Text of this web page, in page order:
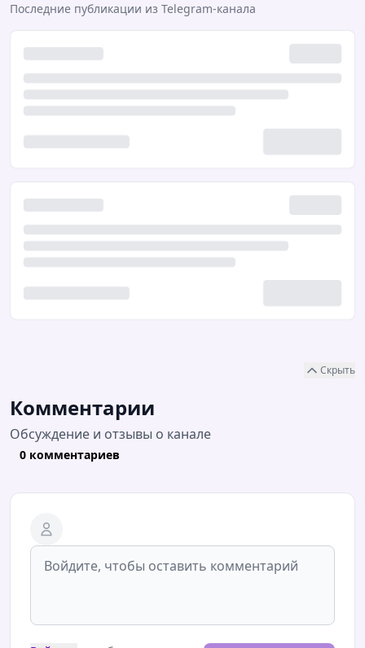
Скрыть
Комментарии
Обсуждение и отзывы о канале
0 комментариев
Последние публикации из Telegram-канала